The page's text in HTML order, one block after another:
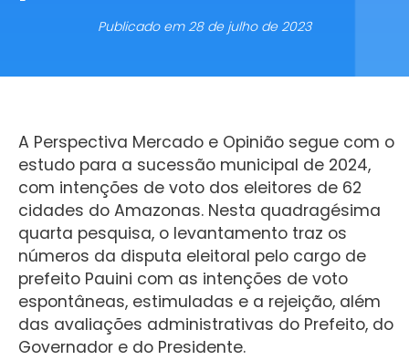
Publicado em28 de julho de 2023
A Perspectiva Mercado e Opinião segue com o
estudo para a sucessão municipal de 2024,
com intenções de voto dos eleitores de 62
cidades do Amazonas. Nesta quadragésima
quarta pesquisa, o levantamento traz os
números da disputa eleitoral pelo cargo de
prefeito Pauini com as intenções de voto
espontâneas, estimuladas e a rejeição, além
das avaliações administrativas do Prefeito, do
Governador e do Presidente.